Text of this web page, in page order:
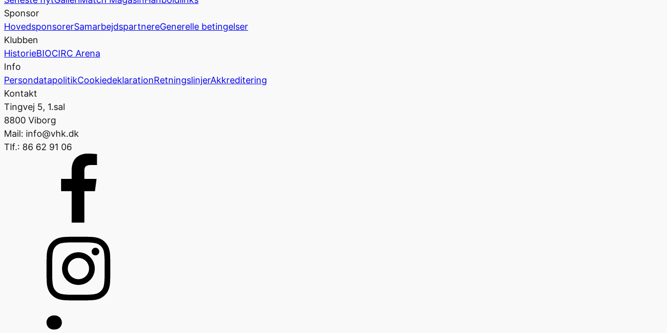
Sponsor
HovedsponsorerSamarbejdspartnereGenerelle betingelser
Klubben
HistorieBIOCIRC Arena
Info
PersondatapolitikCookiedeklarationRetningslinjerAkkreditering
Kontakt
Tingvej 5, 1.sal
8800 Viborg
Mail: info@vhk.dk
Tlf.: 86 62 91 06